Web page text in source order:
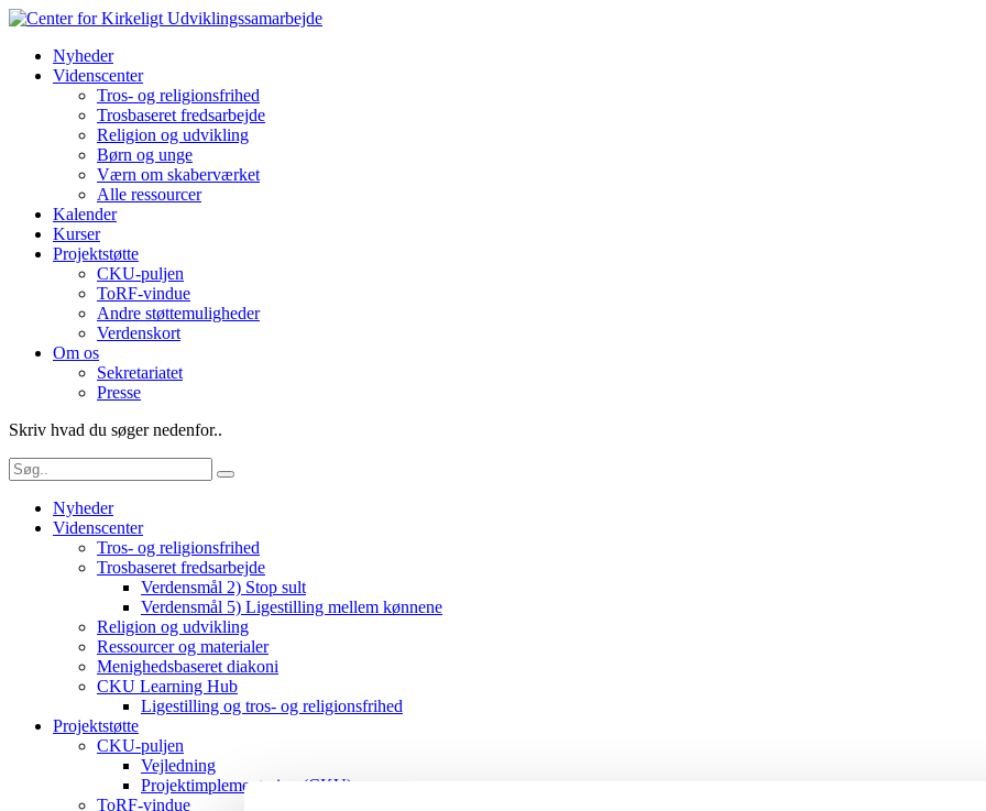
Nyheder
Videnscenter
Tros- og religionsfrihed
Trosbaseret fredsarbejde
Religion og udvikling
Børn og unge
Værn om skaberværket
Alle ressourcer
Kalender
Kurser
Projektstøtte
CKU-puljen
ToRF-vindue
Andre støttemuligheder
Verdenskort
Om os
Sekretariatet
Presse
Skriv hvad du søger nedenfor..
Nyheder
Videnscenter
Tros- og religionsfrihed
Trosbaseret fredsarbejde
Verdensmål 2) Stop sult
Verdensmål 5) Ligestilling mellem kønnene
Religion og udvikling
Ressourcer og materialer
Menighedsbaseret diakoni
CKU Learning Hub
Ligestilling og tros- og religionsfrihed
Projektstøtte
CKU-puljen
Vejledning
Projektimplementering (CKU)
ToRF-vindue